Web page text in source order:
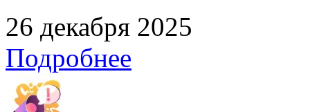
26 декабря 2025
Подробнее